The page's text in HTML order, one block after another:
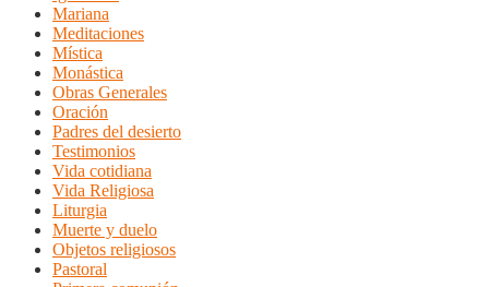
Mariana
Meditaciones
Mística
Monástica
Obras Generales
Oración
Padres del desierto
Testimonios
Vida cotidiana
Vida Religiosa
Liturgia
Muerte y duelo
Objetos religiosos
Pastoral